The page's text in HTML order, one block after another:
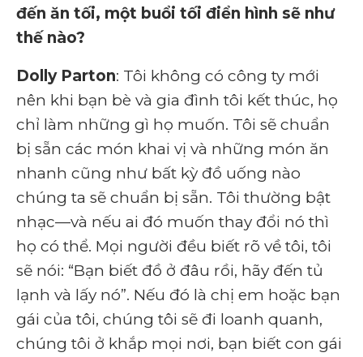
đến ăn tối, một buổi tối điển hình sẽ như
thế nào?
Dolly Parton: Tôi không có công ty mới
nên khi bạn bè và gia đình tôi kết thúc, họ
chỉ làm những gì họ muốn. Tôi sẽ chuẩn
bị sẵn các món khai vị và những món ăn
nhanh cũng như bất kỳ đồ uống nào
chúng ta sẽ chuẩn bị sẵn. Tôi thường bật
nhạc—và nếu ai đó muốn thay đổi nó thì
họ có thể. Mọi người đều biết rõ về tôi, tôi
sẽ nói: “Bạn biết đồ ở đâu rồi, hãy đến tủ
lạnh và lấy nó”. Nếu đó là chị em hoặc bạn
gái của tôi, chúng tôi sẽ đi loanh quanh,
chúng tôi ở khắp mọi nơi, bạn biết con gái